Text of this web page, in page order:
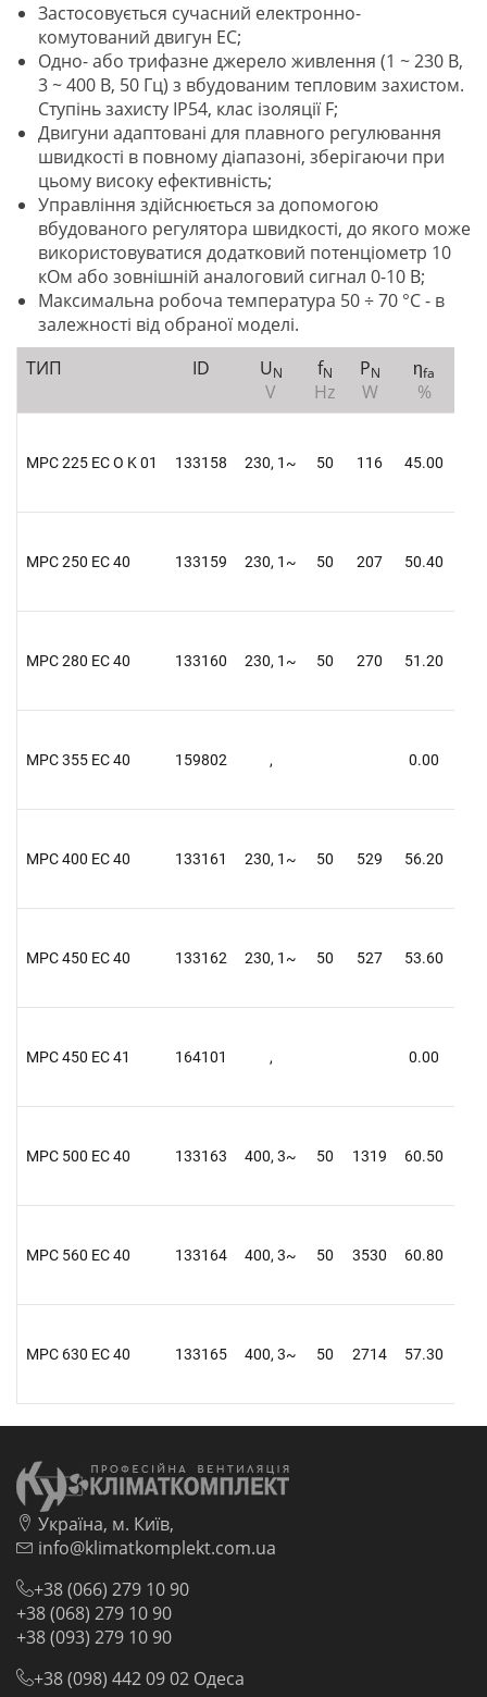
Застосовується сучасний електронно-
комутований двигун EC;
Одно- або трифазне джерело живлення (1 ~ 230 В,
3 ~ 400 В, 50 Гц) з вбудованим тепловим захистом.
Ступінь захисту IP54, клас ізоляції F;
Двигуни адаптовані для плавного регулювання
швидкості в повному діапазоні, зберігаючи при
цьому високу ефективність;
Управління здійснюється за допомогою
вбудованого регулятора швидкості, до якого може
використовуватися додатковий потенціометр 10
кОм або зовнішній аналоговий сигнал 0-10 В;
Максимальна робоча температура 50 ÷ 70 °C - в
залежності від обраної моделі.
ТИП
ID UN
V
fN
Hz
PN
W
ηfa
%
MPC 225 EC O K 01 133158 230, 1~ 50 116 45.00
MPC 250 EC 40 133159 230, 1~ 50 207 50.40
MPC 280 EC 40 133160 230, 1~ 50 270 51.20
MPC 355 EC 40 159802 , 0.00
MPC 400 EC 40 133161 230, 1~ 50 529 56.20
MPC 450 EC 40 133162 230, 1~ 50 527 53.60
MPC 450 EC 41 164101 , 0.00
MPC 500 EC 40 133163 400, 3~ 50 1319 60.50
MPC 560 EC 40 133164 400, 3~ 50 3530 60.80
MPC 630 EC 40 133165 400, 3~ 50 2714 57.30
Україна, м. Київ,
info@klimatkomplekt.com.ua
+38 (066) 279 10 90
+38 (068) 279 10 90
+38 (093) 279 10 90
+38 (098) 442 09 02 Одеса